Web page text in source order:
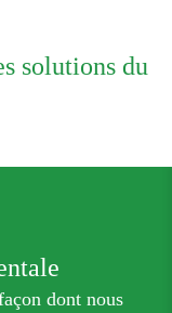
solutions du
dont nous